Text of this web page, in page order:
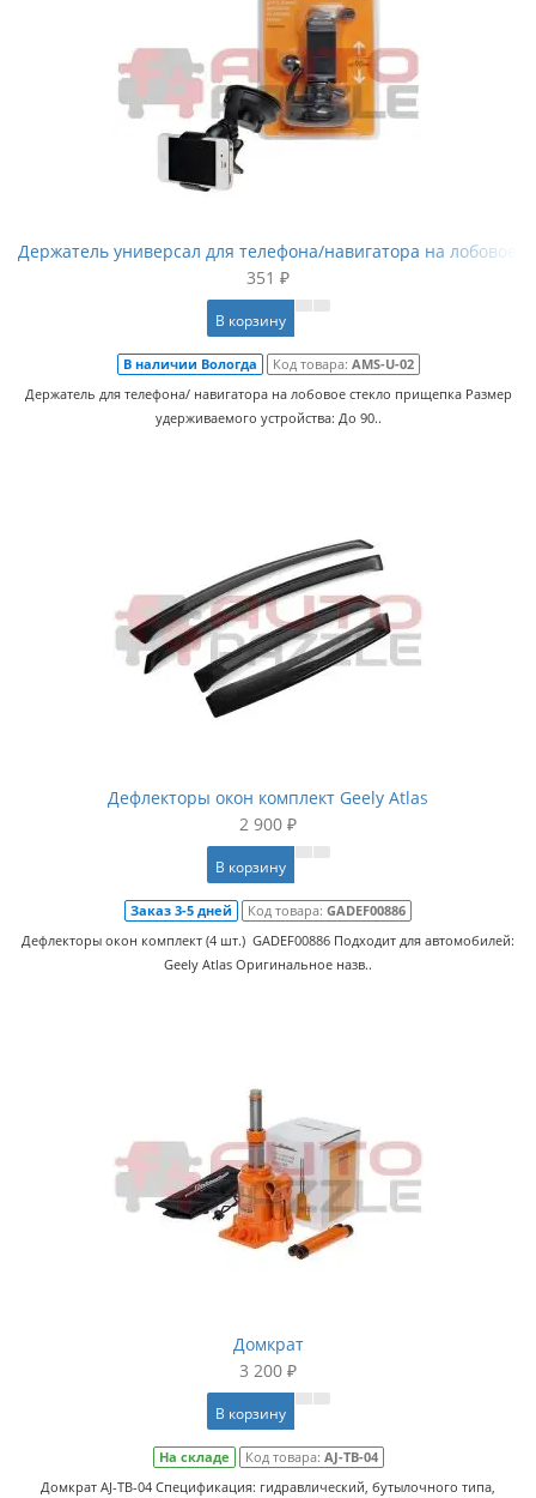
Держатель универсал для телефона/навигатора на лобовое
351 ₽
В корзину
В наличии Вологда Код товара: AMS-U-02
Держатель для телефона/ навигатора на лобовое стекло прищепка Размер
удерживаемого устройства: До 90..
Дефлекторы окон комплект Geely Atlas
2 900 ₽
В корзину
Заказ 3-5 дней Код товара: GADEF00886
Дефлекторы окон комплект (4 шт.) GADEF00886 Подходит для автомобилей:
Geely Atlas Оригинальное назв..
Домкрат
3 200 ₽
В корзину
На складе Код товара: AJ-TB-04
Домкрат AJ-TB-04 Спецификация: гидравлический, бутылочного типа,